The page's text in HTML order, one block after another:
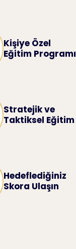
Kişiye Özel
Eğitim Programı
Stratejik ve
Taktiksel Eğitim
Hedeflediğiniz
Skora Ulaşın